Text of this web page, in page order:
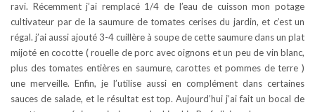
ravi. Récemment j’ai remplacé 1/4 de l’eau de cuisson mon potage
cultivateur par de la saumure de tomates cerises du jardin, et c’est un
régal. j’ai aussi ajouté 3-4 cuillère à soupe de cette saumure dans un plat
mijoté en cocotte ( rouelle de porc avec oignons et un peu de vin blanc,
plus des tomates entières en saumure, carottes et pommes de terre )
une merveille. Enfin, je l’utilise aussi en complément dans certaines
sauces de salade, et le résultat est top. Aujourd’hui j’ai fait un bocal de